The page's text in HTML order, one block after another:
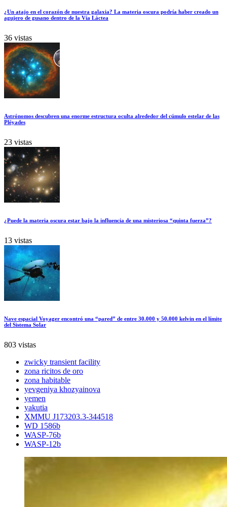
¿Un atajo en el corazón de nuestra galaxia? La materia oscura podría haber creado un
agujero de gusano dentro de la Vía Láctea
36 vistas
Astrónomos descubren una enorme estructura oculta alrededor del cúmulo estelar de las
Pléyades
23 vistas
¿Puede la materia oscura estar bajo la influencia de una misteriosa “quinta fuerza”?
13 vistas
Nave espacial Voyager encontró una “pared” de entre 30.000 y 50.000 kelvin en el límite
del Sistema Solar
803 vistas
zwicky transient facility
zona ricitos de oro
zona habitable
yevgeniya khozyainova
yemen
yakutia
XMMU J173203.3-344518
WD 1586b
WASP-76b
WASP-12b